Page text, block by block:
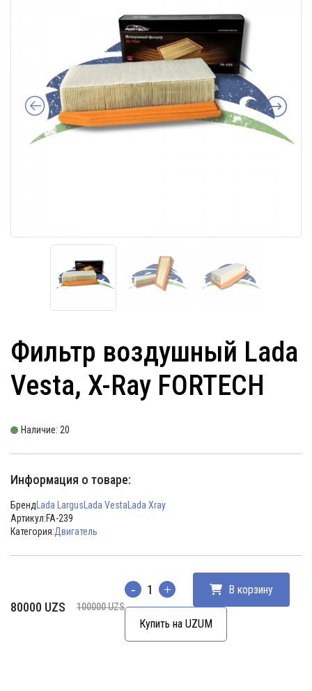
Фильтр воздушный Lada
Vesta, X-Ray FORTECH
Наличие: 20
Информация о товаре:
Бренд Lada Largus Lada Vesta Lada Xray
Артикул:FA-239
Категория:Двигатель
100000UZS
Первоначальная
80000 UZS
Текущая
Количество В корзину
Купить на UZUM